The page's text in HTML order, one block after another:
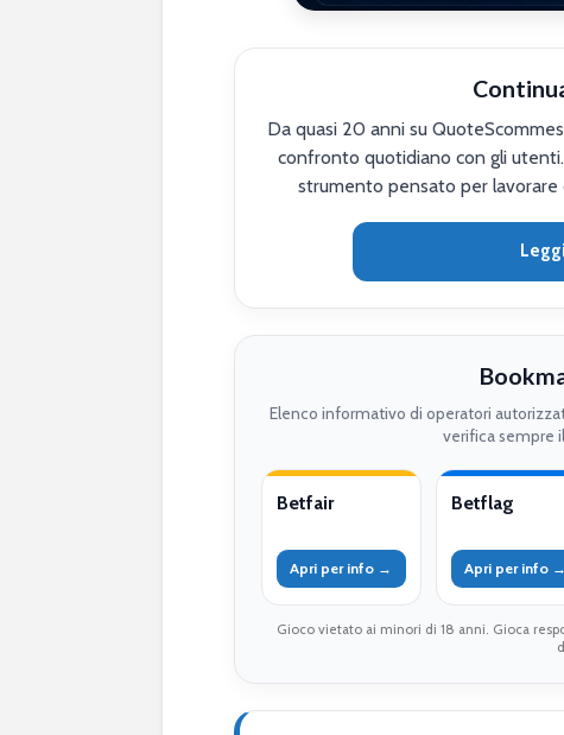
Da quasi 20 anni su
confronto quotidiano con gli
strumento pensato per
Elenco informativo di operatori
verifica sempre
Betfair
Apri per info →
Betflag
Apri per info →
Gioco vietato ai minori di 18 anni. Gioca